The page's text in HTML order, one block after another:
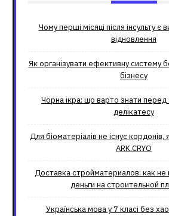
Чому перші місяці після інсульту є
відновлення
Як організувати ефективну систему
бізнесу
Чорна ікра: що варто знати перед
делікатесу
Для біоматеріалів не існує
ARK.CRYO
Доставка стройматериалов: как не
деньги на строительной
Українська мова у 7 класі без